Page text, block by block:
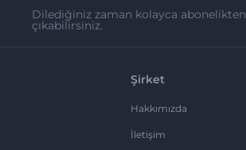
Dilediğiniz zaman kolayca abonelikten
çıkabilirsiniz.
Şirket
Hakkımızda
İletişim